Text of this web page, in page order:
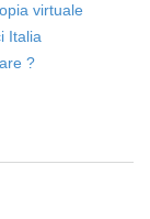
virtuale
Italia
?